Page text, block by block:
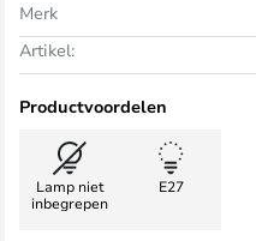
Merk
Artikel:
Productvoordelen
Lamp niet
inbegrepen
E27